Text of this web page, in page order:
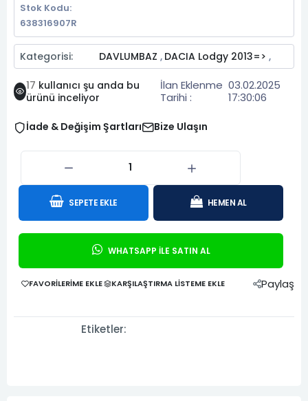
Stok Kodu:
638316907R
Kategorisi: DAVLUMBAZ , DACIA Lodgy 2013=> ,
17 kullanıcı şu anda bu
ürünü inceliyor
İlan Eklenme
Tarihi :
03.02.2025
17:30:06
İade & Değişim Şartları Bize Ulaşın
SEPETE EKLE HEMEN AL
WHATSAPP İLE SATIN AL
FAVORILERIME EKLE KARŞILAŞTIRMA LISTEME EKLE Paylaş
Etiketler: